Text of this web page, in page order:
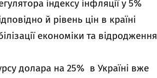
індексу інфляції у 5%
й рівень цін в країні
економіки та відродження
долара на 25% в Україні вже